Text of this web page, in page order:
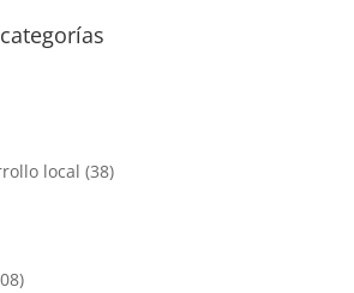
local (38)